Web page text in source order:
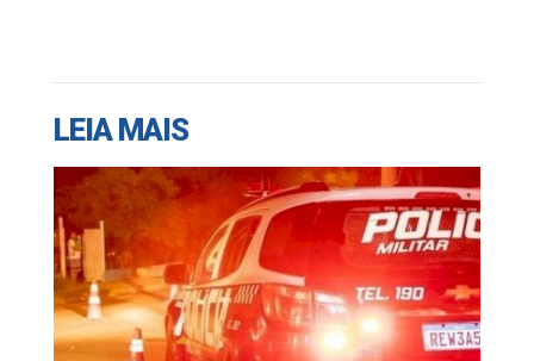
LEIA MAIS